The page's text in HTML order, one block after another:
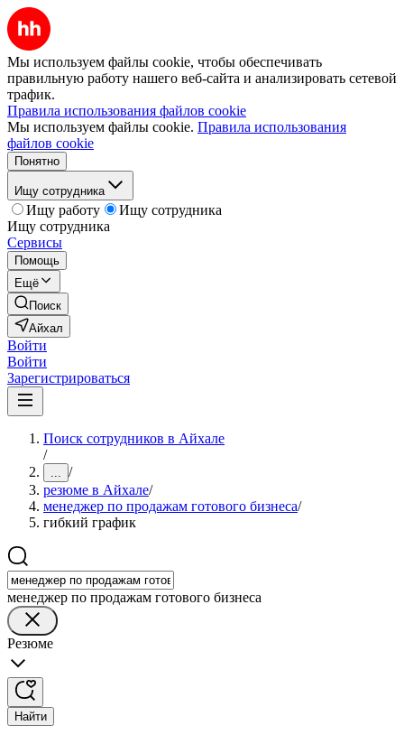
Мы используем файлы cookie, чтобы обеспечивать
правильную работу нашего веб-сайта и анализировать сетевой
трафик.
Правила использования файлов cookie
Мы используем файлы cookie. Правила использования
файлов cookie
Понятно
Ищу сотрудника
Ищу работу
Ищу сотрудника
Ищу сотрудника
Сервисы
Помощь
Ещё
Поиск
Айхал
Войти
Войти
Зарегистрироваться
Поиск сотрудников в Айхале
/
... /
резюме в Айхале/
менеджер по продажам готового бизнеса/
гибкий график
менеджер по продажам готового бизнеса
Резюме
Найти